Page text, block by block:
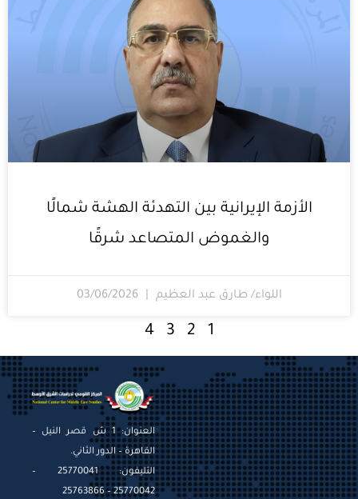
الأزمة الإيرانية بين التهدئة الهشة شمالًا
والغموض المتصاعد شرقًا
اللواء/ طارق عبد العظيم 03/06/2026
1
2
3
4
العنوان: 1 ش قصر النيل –
القاهرة – الدور الثاني.
التليفون: 25770041 –
25770042 – 25763866